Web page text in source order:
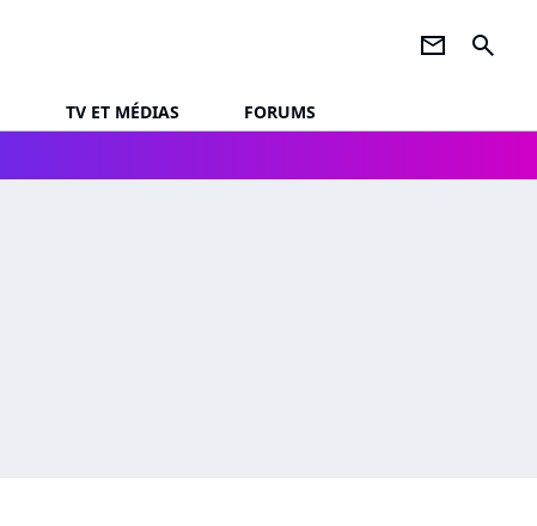
newsletter search
TV ET MÉDIAS
FORUMS